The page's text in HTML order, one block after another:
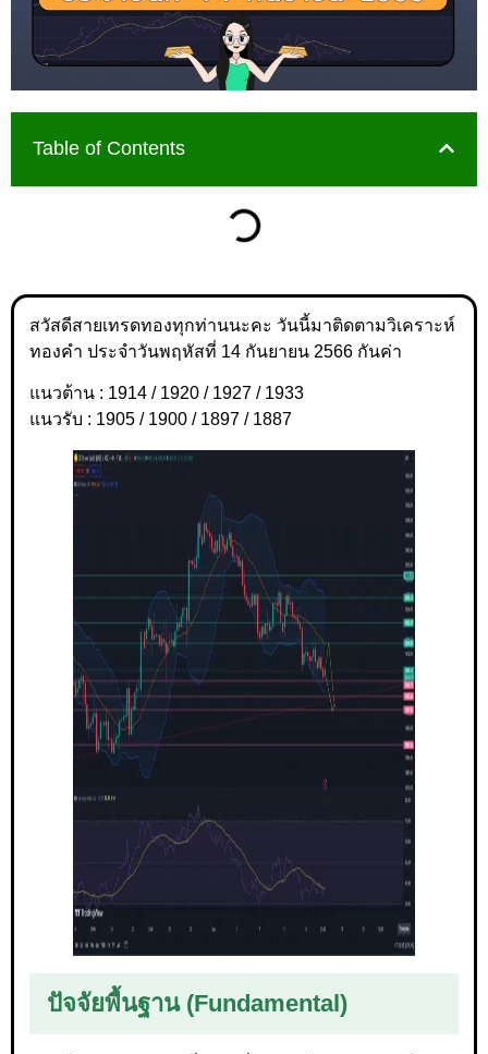
Table of Contents
สวัสดีสายเทรดทองทุกท่านนะคะ วันนี้มาติดตามวิเคราะห์
ทองคำ ประจำวันพฤหัสที่ 14 กันยายน 2566 กันค่า
แนวต้าน : 1914 / 1920 / 1927 / 1933
แนวรับ : 1905 / 1900 / 1897 / 1887
ปัจจัยพื้นฐาน (Fundamental)